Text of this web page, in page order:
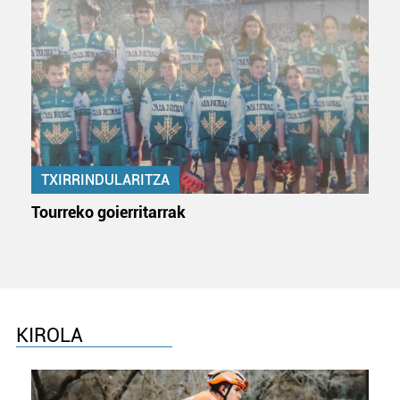
zure baimena Cookieen adierazpenean.
Webgune honek cookie propioak eta hirugarrenen cookie-
fitxategiak erabiltzen ditu. Zure esperientzia eta
zerbitzuak hobetzeko asmoz, cookie teknologiaz
baliatzen gara. Ohar hau onartuz gero, teknologia hori
erabiltzeko baimen esplizitua ematen diguzu.
Gehiago
irakurri
TXIRRINDULARITZA
Tourreko goierritarrak
KIROLA